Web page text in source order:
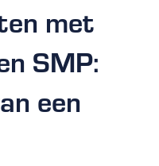
met
SMP:
een